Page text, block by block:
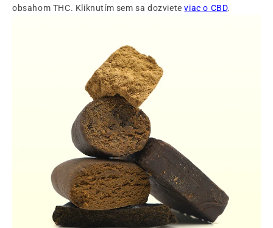
obsahom THC. Kliknutím sem sa dozvieteviac o CBD.